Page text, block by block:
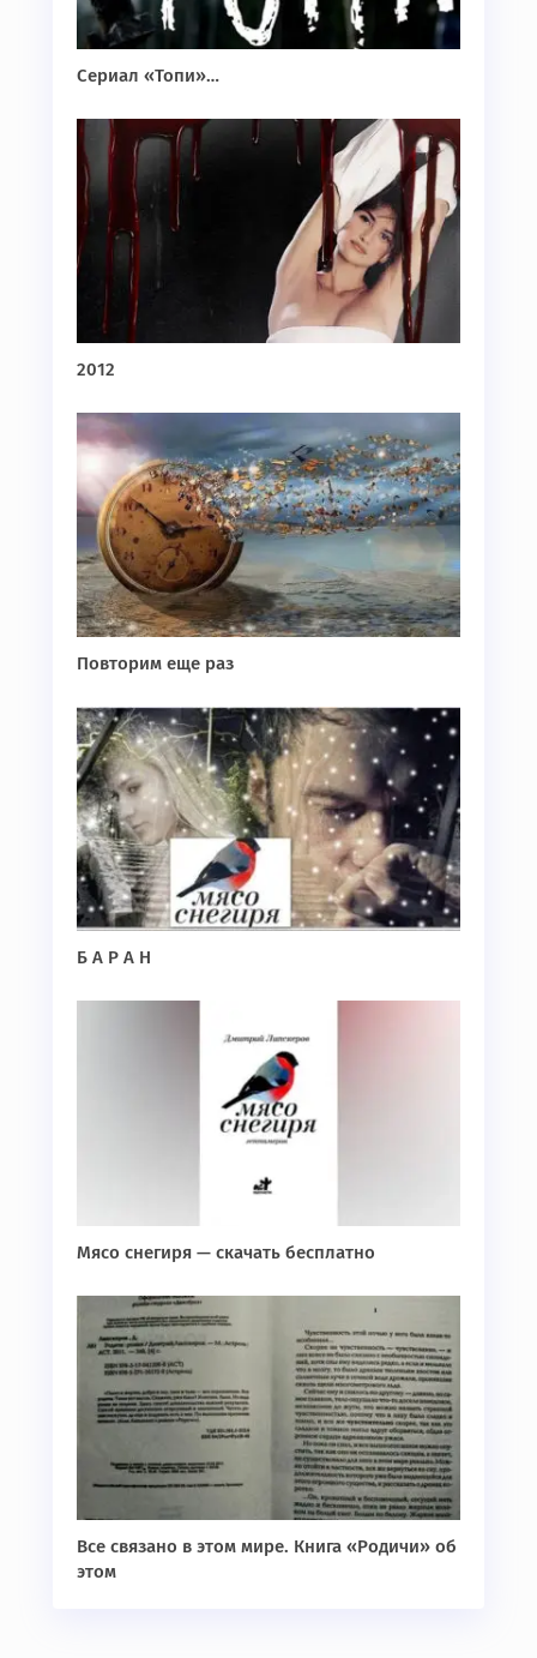
Сериал «Топи»…
2012
Повторим еще раз
Б А Р А Н
Мясо снегиря — скачать бесплатно
Все связано в этом мире. Книга «Родичи» об
этом